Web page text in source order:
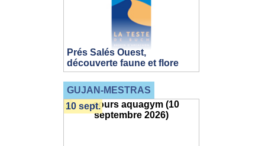
Prés Salés Ouest,
découverte faune et flore
GUJAN-MESTRAS
10 sept.